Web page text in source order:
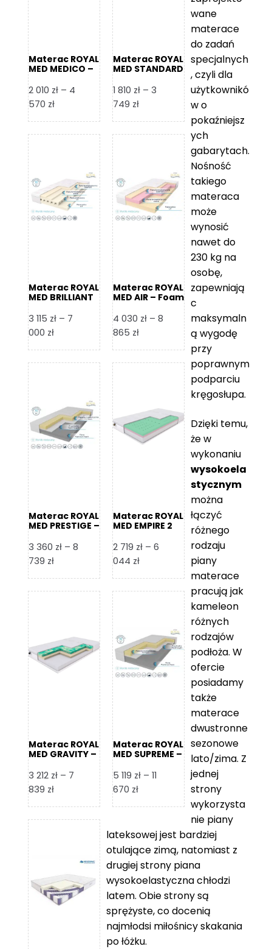
Materac ROYAL
MED MEDICO –
2 010 zł – 4
570 złZakres
od
4
570 zł
Materac ROYAL
MED STANDARD
1 810 zł – 3
749 złZakres
od
3
749 zł
Materac ROYAL
MED BRILLIANT
3 115 zł – 7
000 złZakres
od
7
000 zł
Materac ROYAL
MED AIR – Foam
4 030 zł – 8
865 złZakres
od
8
865 zł
Materac ROYAL
MED PRESTIGE –
3 360 zł – 8
739 złZakres
od
8
739 zł
Materac ROYAL
MED EMPIRE 2
2 719 zł – 6
044 złZakres
od
6
044 zł
Materac ROYAL
MED GRAVITY –
3 212 zł – 7
839 złZakres
od
839 zł
Materac ROYAL
MED SUPREME –
5 119 zł – 11
670 złZakres
5
119 zł
do
670 zł
wane
materace
do zadań
specjalnych
, czyli dla
użytkownikó
w o
pokaźniejsz
ych
gabarytach.
Nośność
takiego
materaca
może
wynosić
nawet do
230 kg na
osobę,
zapewniają
c
maksymaln
ą wygodę
przy
poprawnym
podparciu
kręgosłupa.
Dzięki temu,
że w
wykonaniu
wysokoela
stycznym
można
łączyć
różnego
rodzaju
piany
materace
pracują jak
kameleon
różnych
rodzajów
podłoża. W
ofercie
posiadamy
także
materace
dwustronne
sezonowe
lato/zima. Z
jednej
strony
wykorzysta
nie piany
lateksowej jest bardziej
otulające zimą, natomiast z
drugiej strony piana
wysokoelastyczna chłodzi
latem. Obie strony są
sprężyste, co docenią
najmłodsi miłośnicy skakania
po łóżku.